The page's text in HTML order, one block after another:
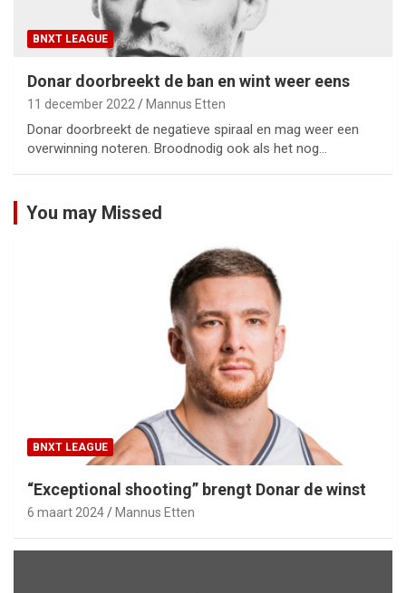
BNXT LEAGUE
Donar doorbreekt de ban en wint weer eens
11 december 2022 Mannus Etten
Donar doorbreekt de negatieve spiraal en mag weer een
overwinning noteren. Broodnodig ook als het nog…
You may Missed
BNXT LEAGUE
“Exceptional shooting” brengt Donar de winst
6 maart 2024 Mannus Etten